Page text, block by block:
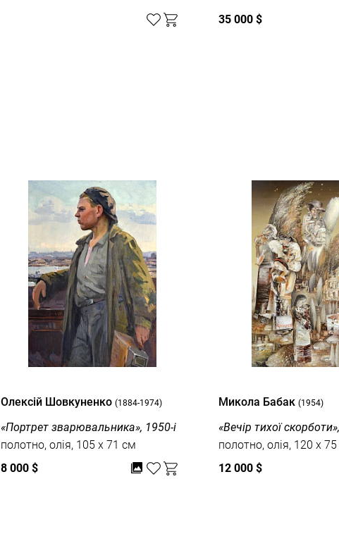
35 000 $
Олексій Шовкуненко(1884-1974)
«Портрет зварювальника», 1950-і
полотно, олія, 105 x 71 см
8 000 $
Микола Бабак (1954)
«Вечір тихої
полотно, олія, 120 x
12 000 $